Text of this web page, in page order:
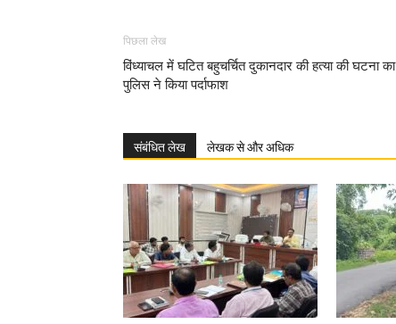
पिछला लेख
विंध्याचल में घटित बहुचर्चित दुकानदार की हत्या की घटना का
पुलिस ने किया पर्दाफाश
संबंधित लेख लेखक से और अधिक